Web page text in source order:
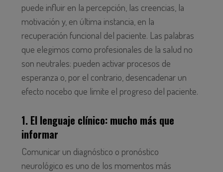
puede influir en la percepción, las creencias, la
motivación y, en última instancia, en la
recuperación funcional del paciente. Las palabras
que elegimos como profesionales de la salud no
son neutrales: pueden activar procesos de
esperanza o, por el contrario, desencadenar un
efecto nocebo que limite el progreso del paciente.
1. El lenguaje clínico: mucho más que
informar
Comunicar un diagnóstico o pronóstico
neurológico es uno de los momentos más